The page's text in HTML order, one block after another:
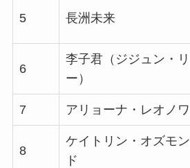
5 長洲未来
6
李子君（ジジュン・リ
ー）
7 アリョーナ・レオノワ
8
ケイトリン・オズモン
ド